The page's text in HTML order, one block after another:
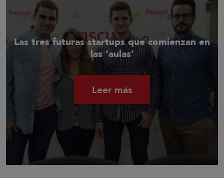
Las tres futuras startups que comienzan en
las ‘aulas’
Leer más